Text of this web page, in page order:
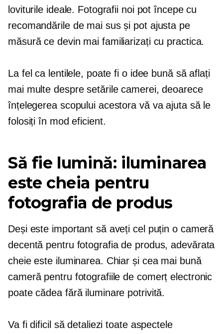
loviturile ideale. Fotografii noi pot începe cu
recomandările de mai sus și pot ajusta pe
măsură ce devin mai familiarizați cu practica.
La fel ca lentilele, poate fi o idee bună să aflați
mai multe despre setările camerei, deoarece
înțelegerea scopului acestora vă va ajuta să le
folosiți în mod eficient.
Să fie lumină: iluminarea
este cheia pentru
fotografia de produs
Deși este important să aveți cel puțin o cameră
decentă pentru fotografia de produs, adevărata
cheie este iluminarea. Chiar și cea mai bună
cameră pentru fotografiile de comerț electronic
poate cădea fără iluminare potrivită.
Va fi dificil să detaliezi toate aspectele